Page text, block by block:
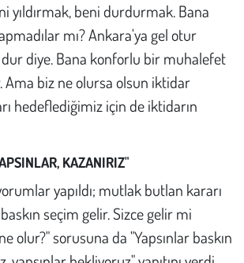
yıldırmak, beni durdurmak. Bana
mı? Ankara'ya gel otur
diye. Bana konforlu bir muhalefet
Ama biz ne olursa olsun iktidar
hedeflediğimiz için de iktidarın
KAZANIRIZ"
yapıldı; mutlak butlan kararı
seçim gelir. Sizce gelir mi
olur?" sorusuna da "Yapsınlar baskın